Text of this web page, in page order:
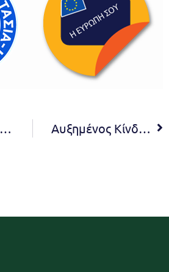
Δήμος Πεντέλης – Προληπτικά μέτρα κατά την Αντιπυρική Περίοδο 2025 Αυξημένος Κίνδυνος Πυρκαγιάς (κατηγορίας 5) και ισχύοντα μέτρα για 28 & 29/6